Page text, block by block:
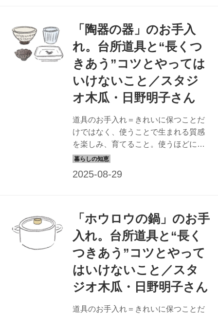
「陶器の器」のお手入
れ。台所道具と“長くつ
きあう”コツとやっては
いけないこと／スタジ
オ木瓜・日野明子さん
道具のお手入れ＝きれいに保つことだ
けではなく、使うことで生まれる質感
を楽しみ、育てること。使うほどにな
じんで風合いが増し、よりいっそう愛
「ホウロウの鍋」のお手
入れ。台所道具と“長く
つきあう”コツとやって
はいけないこと／スタ
ジオ木瓜・日野明子さん
道具のお手入れ＝きれいに保つことだ